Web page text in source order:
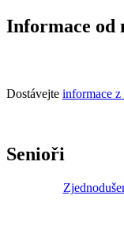
Informace od
Dostávejte informace z
Senioři